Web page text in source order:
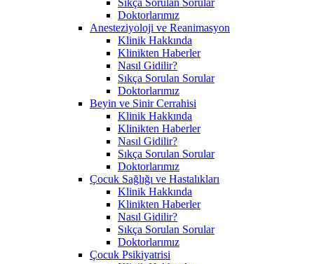
Doktorlarımız
Anesteziyoloji ve Reanimasyon
Klinik Hakkında
Klinikten Haberler
Nasıl Gidilir?
Sıkça Sorulan Sorular
Doktorlarımız
Beyin ve Sinir Cerrahisi
Klinik Hakkında
Klinikten Haberler
Nasıl Gidilir?
Sıkça Sorulan Sorular
Doktorlarımız
Çocuk Sağlığı ve Hastalıkları
Klinik Hakkında
Klinikten Haberler
Nasıl Gidilir?
Sıkça Sorulan Sorular
Doktorlarımız
Çocuk Psikiyatrisi